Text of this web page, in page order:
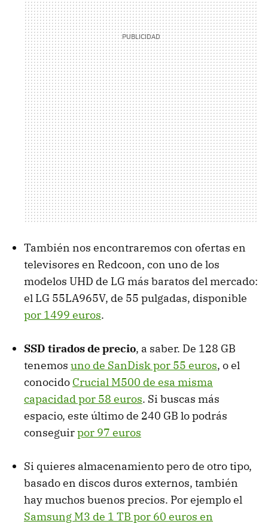
También nos encontraremos con ofertas en
televisores en Redcoon, con uno de los
modelos UHD de LG más baratos del mercado:
el LG 55LA965V, de 55 pulgadas, disponible
por 1499 euros.
SSD tirados de precio, a saber. De 128 GB
tenemos uno de SanDisk por 55 euros, o el
conocido Crucial M500 de esa misma
capacidad por 58 euros. Si buscas más
espacio, este último de 240 GB lo podrás
conseguirpor 97 euros
Si quieres almacenamiento pero de otro tipo,
basado en discos duros externos, también
hay muchos buenos precios. Por ejemplo el
Samsung M3 de 1 TB por 60 euros en